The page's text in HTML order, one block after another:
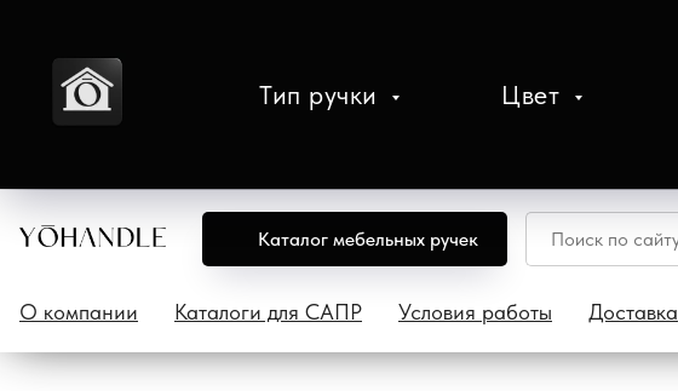
Тип ручки Цвет
Каталог мебельных ручек
О компании Каталоги для САПР Условия работы Доставка